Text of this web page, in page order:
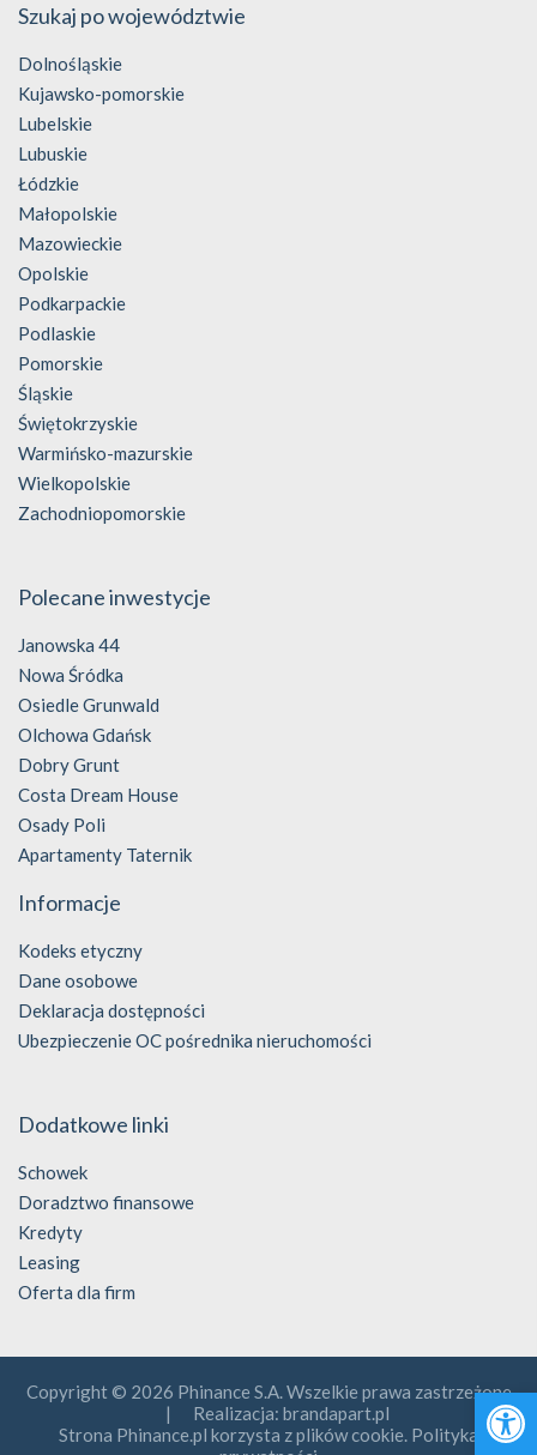
Szukaj po województwie
Dolnośląskie
Kujawsko-pomorskie
Lubelskie
Lubuskie
Łódzkie
Małopolskie
Mazowieckie
Opolskie
Podkarpackie
Podlaskie
Pomorskie
Śląskie
Świętokrzyskie
Warmińsko-mazurskie
Wielkopolskie
Zachodniopomorskie
Polecane inwestycje
Janowska 44
Nowa Śródka
Osiedle Grunwald
Olchowa Gdańsk
Dobry Grunt
Costa Dream House
Osady Poli
Apartamenty Taternik
Informacje
Kodeks etyczny
Dane osobowe
Deklaracja dostępności
Ubezpieczenie OC pośrednika nieruchomości
Dodatkowe linki
Schowek
Doradztwo finansowe
Kredyty
Leasing
Oferta dla firm
Copyright © 2026 Phinance S.A. Wszelkie prawa zastrzeżone
| Realizacja: brandapart.pl
Strona Phinance.pl korzysta z plików cookie. Polityka